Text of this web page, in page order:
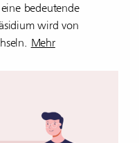
bedeutende
wird von
Mehr